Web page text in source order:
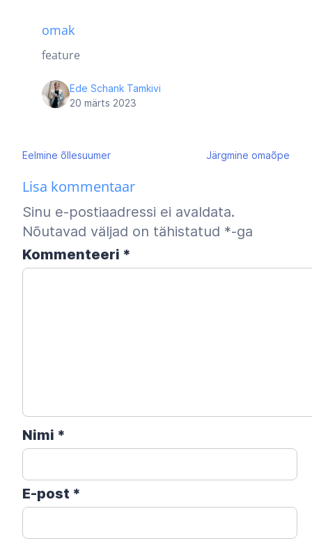
omak
feature
Ede Schank Tamkivi
20 märts 2023
Navigeerimine
Eelmine õllesuumer Järgmine omaõpe
Lisa kommentaar
Sinu e-postiaadressi ei avaldata.
Nõutavad väljad on tähistatud *-ga
Kommenteeri *
Nimi *
E-post *